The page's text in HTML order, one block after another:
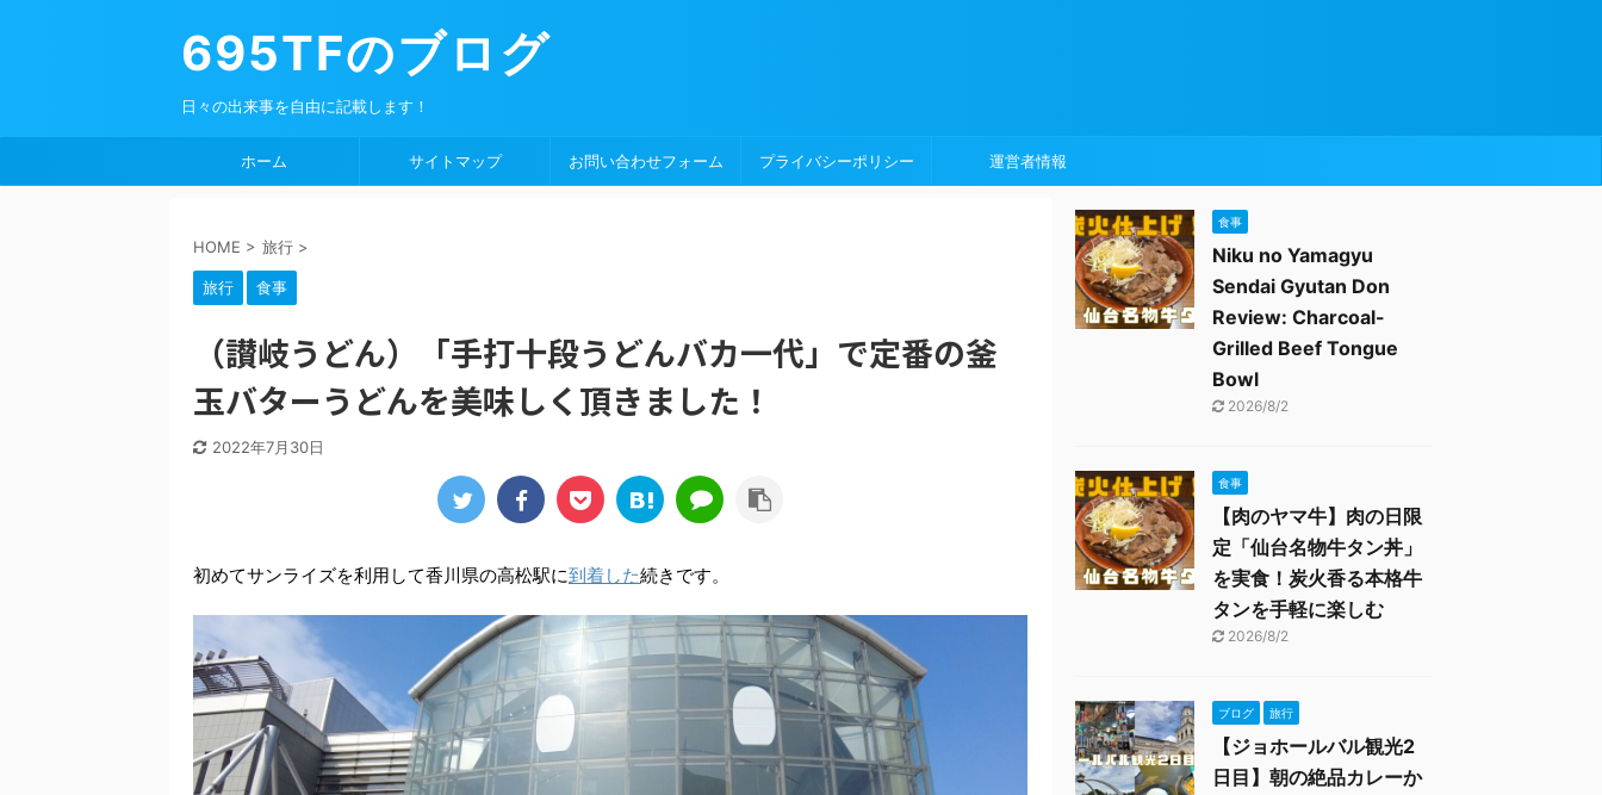
695TFのブログ
日々の出来事を自由に記載します！
ホーム サイトマップ お問い合わせフォーム プライバシーポリシー 運営者情報
HOME > 旅行 >
旅行 食事
（讃岐うどん）「手打十段うどんバカ一代」で定番の釜
玉バターうどんを美味しく頂きました！
2022年7月30日
初めてサンライズを利用して香川県の高松駅に到着した続きです。
食事
Niku no Yamagyu
Sendai Gyutan Don
Review: Charcoal-
Grilled Beef Tongue
Bowl
2026/8/2
食事
【肉のヤマ牛】肉の日限
定「仙台名物牛タン丼」
を実食！炭火香る本格牛
タンを手軽に楽しむ
2026/8/2
ブログ 旅行
【ジョホールバル観光2
日目】朝の絶品カレーか